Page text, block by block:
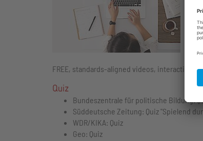
-
FREE, standards-aligned videos,
Quiz
Bundeszentrale für politische Bildung:
Süddeutsche Zeitung: Quiz "Spielend
WDR/KIKA: Quiz
Geo: Quiz